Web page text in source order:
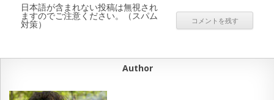
日本語が含まれない投稿は無視され
ますのでご注意ください。（スパム
対策）
Author